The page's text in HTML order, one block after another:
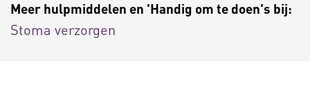
Meer hulpmiddelen en 'Handig om te doen's bij:
Stoma verzorgen